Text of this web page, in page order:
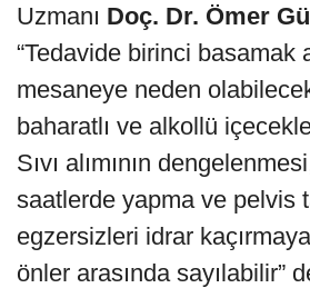
Uzmanı Doç. Dr. Ömer
“Tedavide birinci basamak
mesaneye neden
baharatlı ve alkollü
Sıvı alımının
saatlerde yapma ve pelvis
egzersizleri idrar
önler arasında sayılabilir”